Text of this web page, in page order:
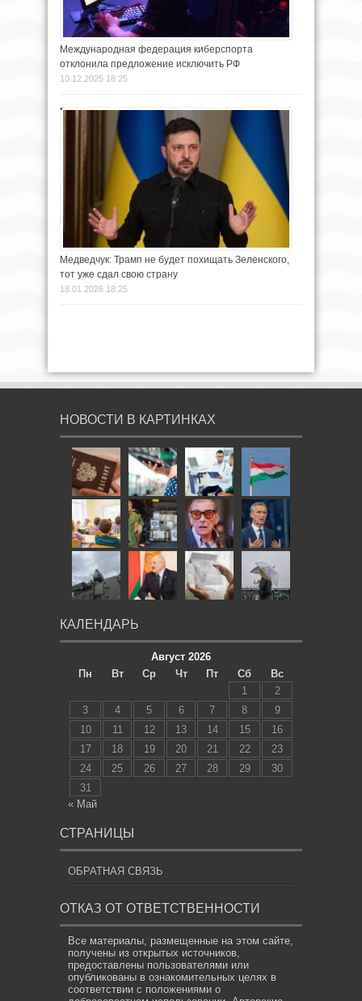
Международная федерация киберспорта
отклонила предложение исключить РФ
10.12.2025 18:25
Медведчук: Трамп не будет похищать Зеленского,
тот уже сдал свою страну
18.01.2026 18:25
НОВОСТИ В КАРТИНКАХ
КАЛЕНДАРЬ
Август 2026
Пн
Вт Ср Чт Пт Сб
Вс
1
2
3
4 5 6 7 8
9
10
11 12 13 14 15
16
17
18 19 20 21 22
23
24
25 26 27 28 29
30
31
« Май
СТРАНИЦЫ
ОБРАТНАЯ СВЯЗЬ
ОТКАЗ ОТ ОТВЕТСТВЕННОСТИ
Все материалы, размещенные на этом сайте,
получены из открытых источников,
предоставлены пользователями или
опубликованы в ознакомительных целях в
соответствии с положениями о